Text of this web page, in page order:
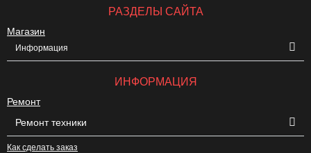
РАЗДЕЛЫ САЙТА
Магазин
Информация
ИНФОРМАЦИЯ
Ремонт
Ремонт техники
Как сделать заказ